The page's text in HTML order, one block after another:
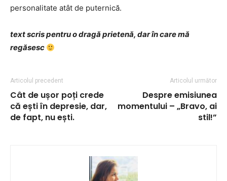
personalitate atât de puternică.
text scris pentru o dragă prietenă, dar în care mă
regăsesc
Articolul precedent
Cât de ușor poți crede
că ești în depresie, dar,
de fapt, nu ești.
Articolul următor
Despre emisiunea
momentului – „Bravo, ai
stil!”